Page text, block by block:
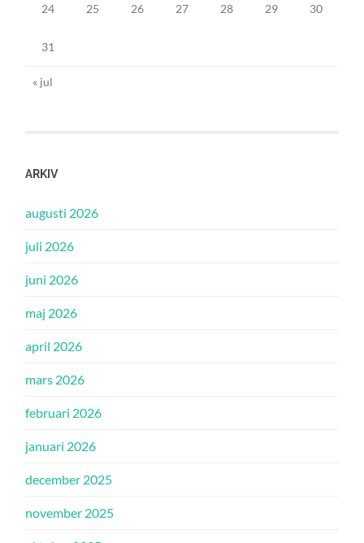
24 25 26 27 28 29 30
31
« jul
ARKIV
augusti 2026
juli 2026
juni 2026
maj 2026
april 2026
mars 2026
februari 2026
januari 2026
december 2025
november 2025